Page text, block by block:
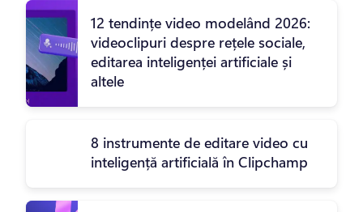
12 tendințe video modelând 2026:
videoclipuri despre rețele sociale,
editarea inteligenței artificiale și
altele
8 instrumente de editare video cu
inteligență artificială în Clipchamp